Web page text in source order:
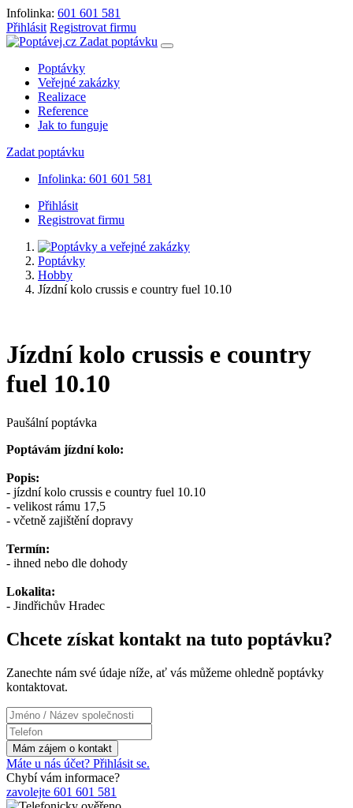
Infolinka: 601 601 581
Přihlásit Registrovat firmu
Zadat poptávku
Poptávky
Veřejné zakázky
Realizace
Reference
Jak to funguje
Zadat poptávku
Infolinka: 601 601 581
Přihlásit
Registrovat firmu
Poptávky
Hobby
Jízdní kolo crussis e country fuel 10.10
Jízdní kolo crussis e country
fuel 10.10
Paušální poptávka
Poptávám jízdní kolo:
Popis:
- jízdní kolo crussis e country fuel 10.10
- velikost rámu 17,5
- včetně zajištění dopravy
Termín:
- ihned nebo dle dohody
Lokalita:
- Jindřichův Hradec
Chcete získat kontakt na tuto poptávku?
Zanechte nám své údaje níže, ať vás můžeme ohledně poptávky
kontaktovat.
Máte u nás účet? Přihlásit se.
Chybí vám informace?
zavolejte 601 601 581